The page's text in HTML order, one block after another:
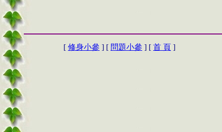
[ 修身小參 ] [ 問題小參 ] [ 首 頁 ]